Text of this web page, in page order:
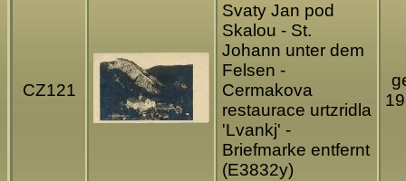
CZ121
Svaty Jan pod
Skalou - St.
Johann unter dem
Felsen -
Cermakova
restaurace urtzridla
'Lvankj' -
Briefmarke entfernt
(E3832y)